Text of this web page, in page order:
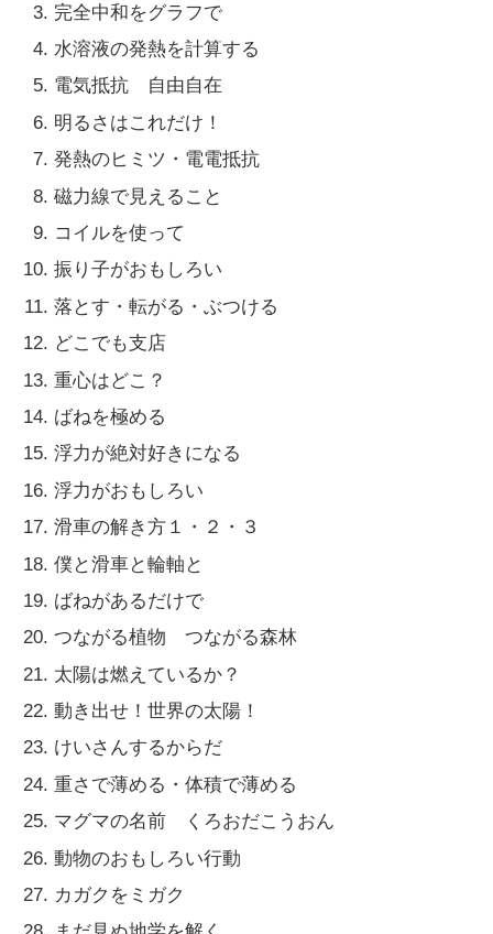
完全中和をグラフで
水溶液の発熱を計算する
電気抵抗 自由自在
明るさはこれだけ！
発熱のヒミツ・電電抵抗
磁力線で見えること
コイルを使って
振り子がおもしろい
落とす・転がる・ぶつける
どこでも支店
重心はどこ？
ばねを極める
浮力が絶対好きになる
浮力がおもしろい
滑車の解き方１・２・３
僕と滑車と輪軸と
ばねがあるだけで
つながる植物 つながる森林
太陽は燃えているか？
動き出せ！世界の太陽！
けいさんするからだ
重さで薄める・体積で薄める
マグマの名前 くろおだこうおん
動物のおもしろい行動
カガクをミガク